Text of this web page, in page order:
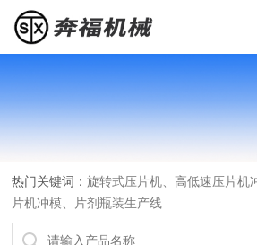
热门关键词：旋转式压片机、高低速压片机
片机冲模、片剂瓶装生产线